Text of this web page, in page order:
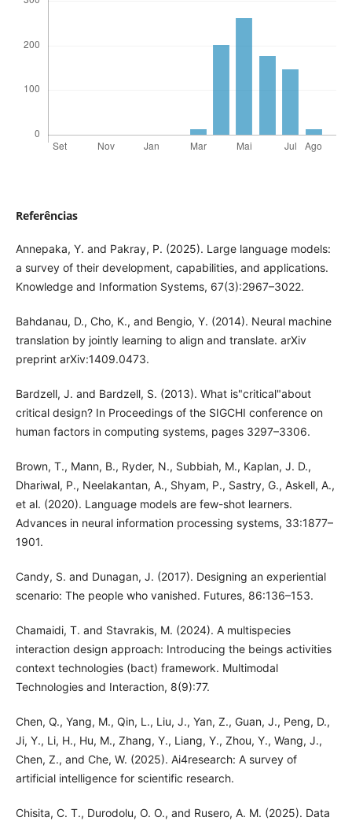
Referências
Annepaka, Y. and Pakray, P. (2025). Large language models:
a survey of their development, capabilities, and applications.
Knowledge and Information Systems, 67(3):2967–3022.
Bahdanau, D., Cho, K., and Bengio, Y. (2014). Neural machine
translation by jointly learning to align and translate. arXiv
preprint arXiv:1409.0473.
Bardzell, J. and Bardzell, S. (2013). What is"critical"about
critical design? In Proceedings of the SIGCHI conference on
human factors in computing systems, pages 3297–3306.
Brown, T., Mann, B., Ryder, N., Subbiah, M., Kaplan, J. D.,
Dhariwal, P., Neelakantan, A., Shyam, P., Sastry, G., Askell, A.,
et al. (2020). Language models are few-shot learners.
Advances in neural information processing systems, 33:1877–
1901.
Candy, S. and Dunagan, J. (2017). Designing an experiential
scenario: The people who vanished. Futures, 86:136–153.
Chamaidi, T. and Stavrakis, M. (2024). A multispecies
interaction design approach: Introducing the beings activities
context technologies (bact) framework. Multimodal
Technologies and Interaction, 8(9):77.
Chen, Q., Yang, M., Qin, L., Liu, J., Yan, Z., Guan, J., Peng, D.,
Ji, Y., Li, H., Hu, M., Zhang, Y., Liang, Y., Zhou, Y., Wang, J.,
Chen, Z., and Che, W. (2025). Ai4research: A survey of
artificial intelligence for scientific research.
Chisita, C. T., Durodolu, O. O., and Rusero, A. M. (2025). Data